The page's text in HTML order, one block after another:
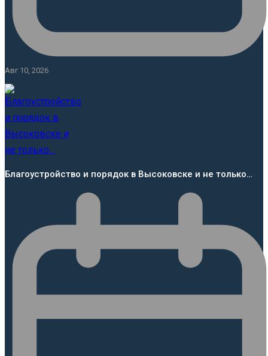
Авг 10, 2026
Благоустройство и порядок в Высоковске и не только…